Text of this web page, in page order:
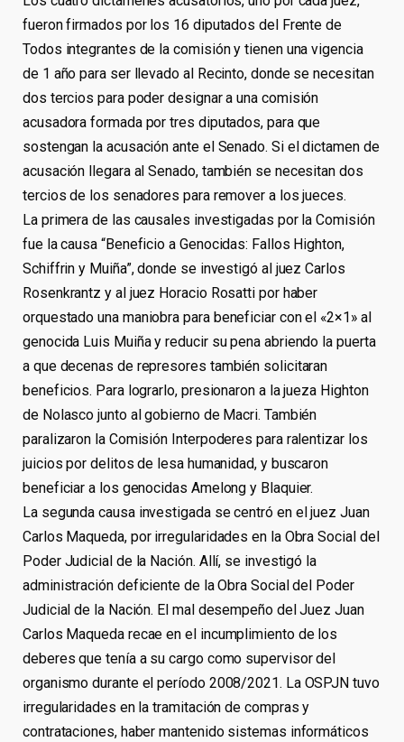
fueron firmados por los 16 diputados del Frente de
Todos integrantes de la comisión y tienen una vigencia
de 1 año para ser llevado al Recinto, donde se necesitan
dos tercios para poder designar a una comisión
acusadora formada por tres diputados, para que
sostengan la acusación ante el Senado. Si el dictamen de
acusación llegara al Senado, también se necesitan dos
tercios de los senadores para remover a los jueces.
La primera de las causales investigadas por la Comisión
fue la causa “Beneficio a Genocidas: Fallos Highton,
Schiffrin y Muiña”, donde se investigó al juez Carlos
Rosenkrantz y al juez Horacio Rosatti por haber
orquestado una maniobra para beneficiar con el «2×1» al
genocida Luis Muiña y reducir su pena abriendo la puerta
a que decenas de represores también solicitaran
beneficios. Para lograrlo, presionaron a la jueza Highton
de Nolasco junto al gobierno de Macri. También
paralizaron la Comisión Interpoderes para ralentizar los
juicios por delitos de lesa humanidad, y buscaron
beneficiar a los genocidas Amelong y Blaquier.
La segunda causa investigada se centró en el juez Juan
Carlos Maqueda, por irregularidades en la Obra Social del
Poder Judicial de la Nación. Allí, se investigó la
administración deficiente de la Obra Social del Poder
Judicial de la Nación. El mal desempeño del Juez Juan
Carlos Maqueda recae en el incumplimiento de los
deberes que tenía a su cargo como supervisor del
organismo durante el período 2008/2021. La OSPJN tuvo
irregularidades en la tramitación de compras y
contrataciones, haber mantenido sistemas informáticos